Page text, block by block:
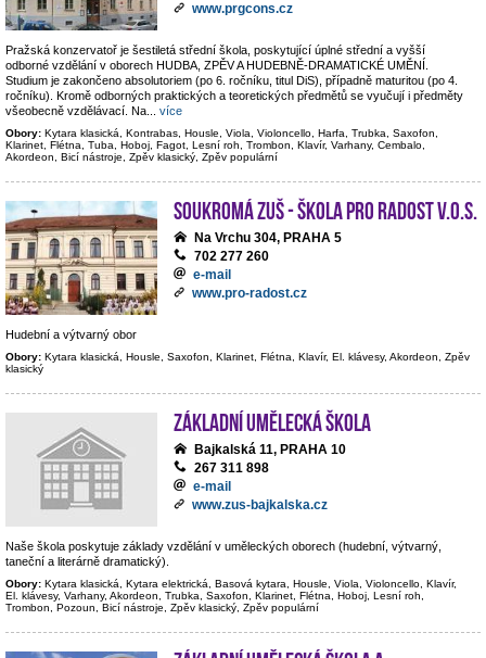
www.prgcons.cz
Pražská konzervatoř je šestiletá střední škola, poskytující úplné střední a vyšší
odborné vzdělání v oborech HUDBA, ZPĚV A HUDEBNĚ-DRAMATICKÉ UMĚNÍ.
Studium je zakončeno absolutoriem (po 6. ročníku, titul DiS), případně maturitou (po 4.
ročníku). Kromě odborných praktických a teoretických předmětů se vyučují i předměty
všeobecně vzdělávací. Na
více
Obory: Kytara klasická, Kontrabas, Housle, Viola, Violoncello, Harfa, Trubka, Saxofon,
Klarinet, Flétna, Tuba, Hoboj, Fagot, Lesní roh, Trombon, Klavír, Varhany, Cembalo,
Akordeon, Bicí nástroje, Zpěv klasický, Zpěv populární
Soukromá ZUŠ - Škola pro radost v.o.s.
Na Vrchu 304, PRAHA 5
702 277 260
e-mail
www.pro-radost.cz
Hudební a výtvarný obor
Obory: Kytara klasická, Housle, Saxofon, Klarinet, Flétna, Klavír, El. klávesy, Akordeon, Zpěv
klasický
Základní umělecká škola
Bajkalská 11, PRAHA 10
267 311 898
e-mail
www.zus-bajkalska.cz
Naše škola poskytuje základy vzdělání v uměleckých oborech (hudební, výtvarný,
taneční a literárně dramatický).
Obory: Kytara klasická, Kytara elektrická, Basová kytara, Housle, Viola, Violoncello, Klavír,
El. klávesy, Varhany, Akordeon, Trubka, Saxofon, Klarinet, Flétna, Hoboj, Lesní roh,
Trombon, Pozoun, Bicí nástroje, Zpěv klasický, Zpěv populární